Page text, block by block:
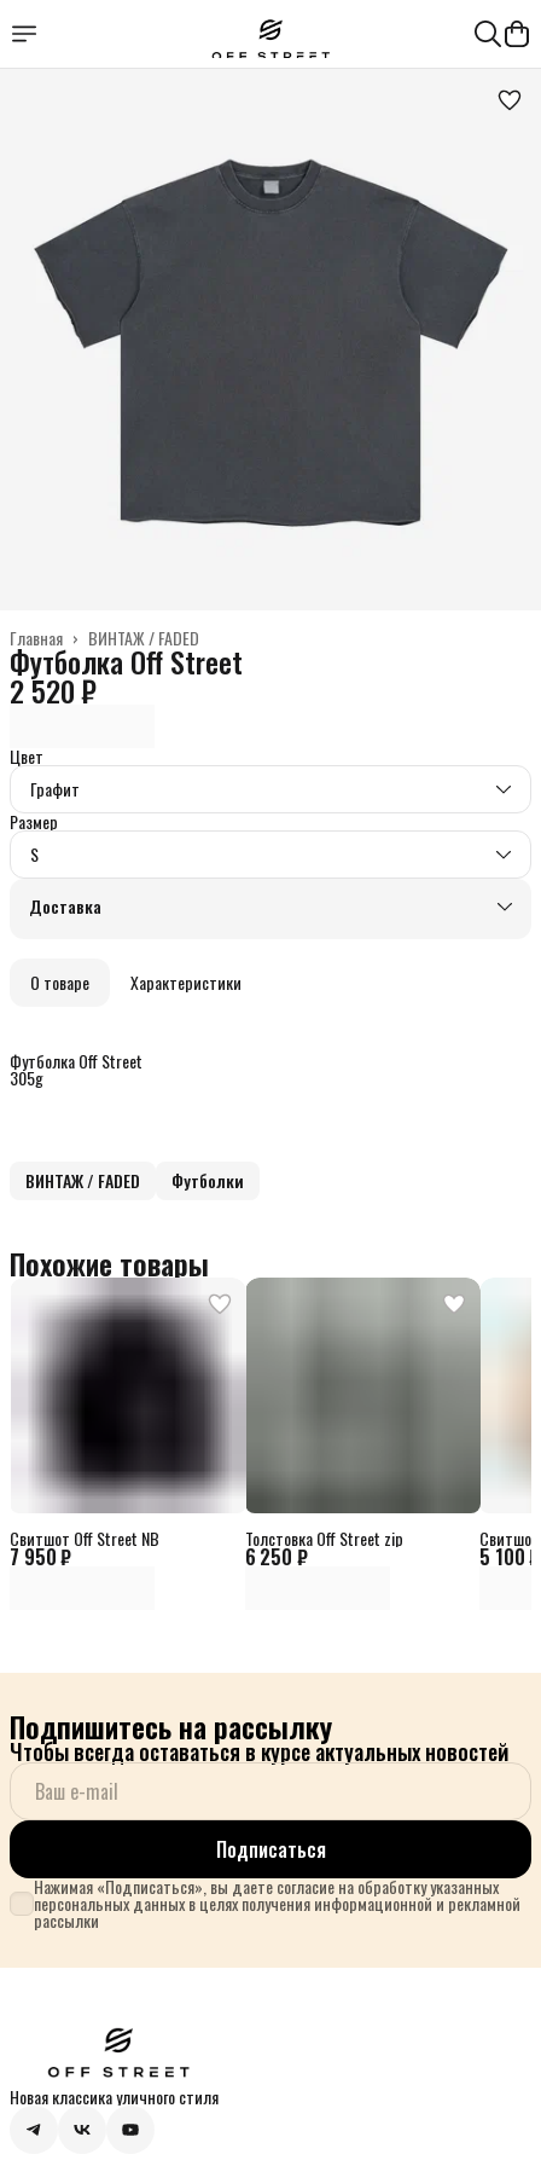
ВИНТАЖ / FADED
Главная ›
Футболка Off Street
2 520 ₽
Цвет
Графит
Размер
S
Доставка
О товаре Характеристики
Футболка Off Street
305g
ВИНТАЖ / FADED Футболки
Похожие товары
7 950 ₽
Свитшот Off Street NB
6 250 ₽
Толстовка Off Street zip
5 100 ₽
Подпишитесь на рассылку
Чтобы всегда оставаться в курсе актуальных новостей
Подписаться
Нажимая «Подписаться», вы даете согласие на обработку указанных
персональных данных в целях получения информационной и рекламной
рассылки
Новая классика уличного стиля